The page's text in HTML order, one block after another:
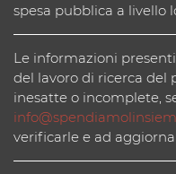
spesa pubblica a livello
Le informazioni
del lavoro di ricerca del
inesatte o incomplete,
verificarle e ad